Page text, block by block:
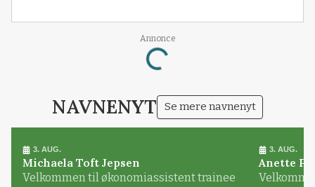
Annonce
Loading...
NAVNENYT Se mere navnenyt
3. AUG.
Michaela Toft Jepsen
Velkommen til økonomiassistent trainee
3. AUG.
Anette